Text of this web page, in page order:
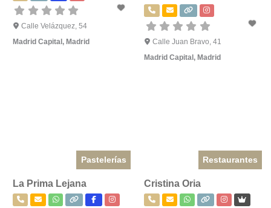
Calle Velázquez, 54
Madrid Capital, Madrid
Calle Juan Bravo, 41
Madrid Capital,Madrid
Pastelerías
La Prima Lejana
Restaurantes
Cristina Oria